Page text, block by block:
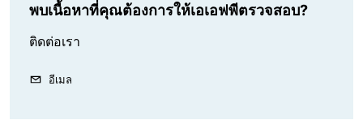
พบเนื้อหาที่คุณต้องการให้เอเอฟพีตรวจสอบ?
ติดต่อเรา
อีเมล